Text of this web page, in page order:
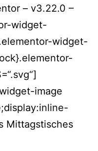
– v3.22.0 –
widget-
widget-
image
Mittagstisches